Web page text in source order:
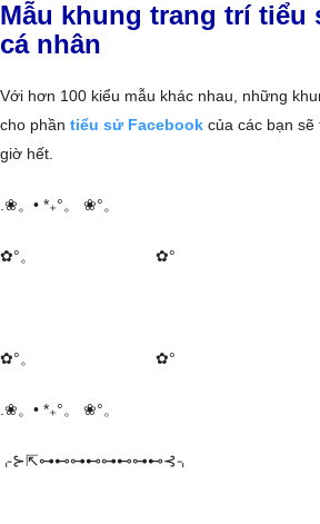
Mẫu khung trang trí tiểu
cá nhân
Với hơn 100 kiểu mẫu khác nhau, những
cho phần tiểu sử Facebook của các bạn
giờ hết.
.❀。• *₊°。 ❀°。
✿°。 ✿°
✿°。 ✿°
.❀。• *₊°。 ❀°。
⌌⊱⇱⊶⊷⊶⊷⊶⊷⊶⊷⊰⌍